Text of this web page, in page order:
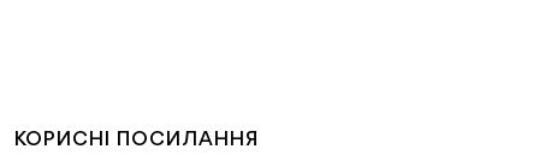
КОРИСНІ ПОСИЛАННЯ